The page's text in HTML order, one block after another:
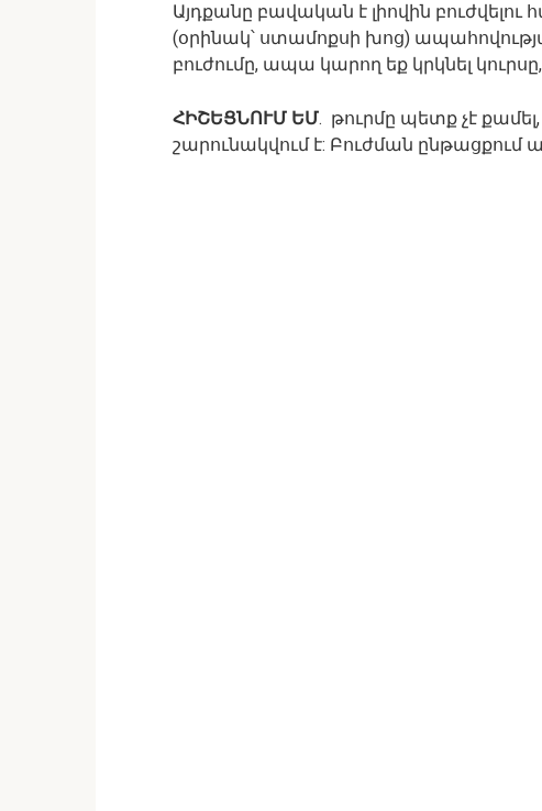
Այդքանը բավական է լիովին
(օրինակ՝ ստամոքսի խոց)
բուժումը, ապա կարող եք կրկնել
ՀԻՇԵՑՆՈՒՄ ԵՄ. թուրմը պետք չէ
շարունակվում է: Բուժման ընթացքում